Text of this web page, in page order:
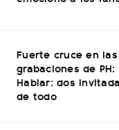
Fuerte cruce en las
grabaciones de PH:
Hablar: dos
de todo